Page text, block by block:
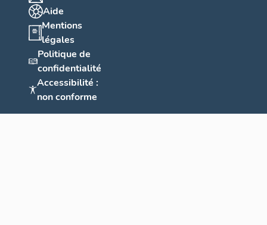
Aide
Mentions
légales
Politique de
confidentialité
Accessibilité :
non conforme